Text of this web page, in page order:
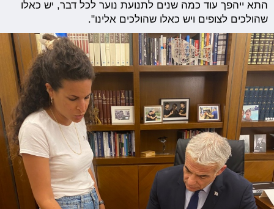
התא ייהפך עוד כמה שנים לתנועת נוער לכל דבר, יש כאלו
שהולכים לצופים ויש כאלו שהולכים אלינו".